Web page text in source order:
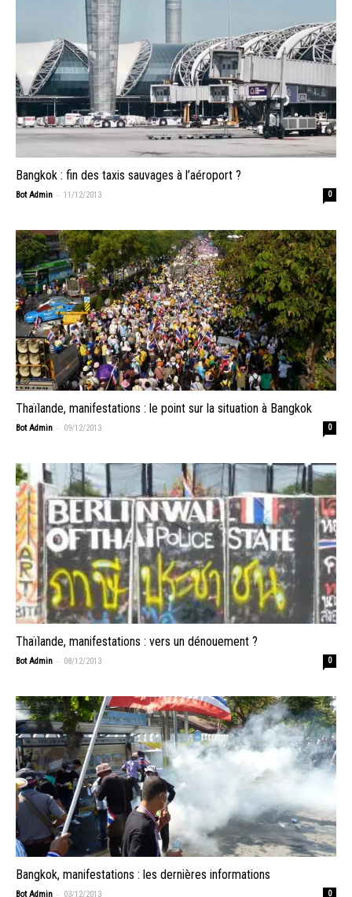
Bangkok : fin des taxis sauvages à l’aéroport ?
Bot Admin - 11/12/2013 0
Thaïlande, manifestations : le point sur la situation à Bangkok
Bot Admin - 09/12/2013 0
Thaïlande, manifestations : vers un dénouement ?
Bot Admin - 08/12/2013 0
Bangkok, manifestations : les dernières informations
Bot Admin - 03/12/2013 0